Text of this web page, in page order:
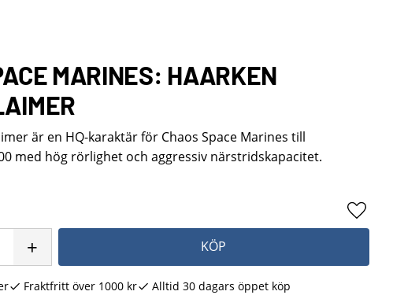
MARINES: HAARKEN
är en HQ-karaktär för Chaos Space Marines till
med hög rörlighet och aggressiv närstridskapacitet.
+ KÖP
Lägg
Fraktfritt över 1000 kr Alltid 30 dagars öppet köp